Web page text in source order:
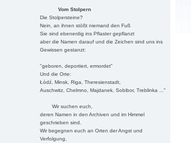
Vom Stolpern
Die Stolpersteine?
Nein, an ihnen stößt niemand den Fuß
Sie sind ebenerdig ins Pflaster gepflanzt
aber die Namen darauf und die Zeichen sind uns ins
Gewissen gestanzt:
"geboren, deportiert, ermordet"
Und die Orte:
Łódź, Minsk, Riga, Theresienstadt,
Auschwitz, Chelmno, Majdanek, Sobibor, Treblinka ..."
Wir suchen euch,
deren Namen in den Archiven und im Himmel
geschrieben sind.
Wir begegnen euch an Orten der Angst und
Verfolgung,